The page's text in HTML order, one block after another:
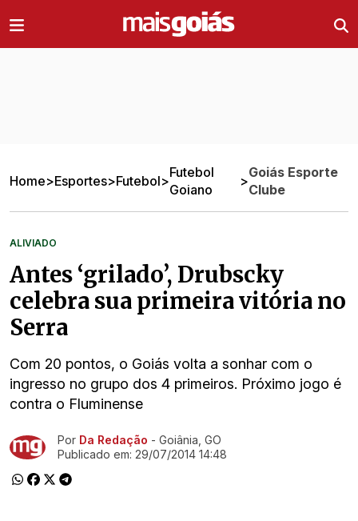
Home>Esportes>Futebol>
Futebol
Goiano
>
Goiás Esporte
Clube
ALIVIADO
Antes ‘grilado’, Drubscky
celebra sua primeira vitória no
Serra
Com 20 pontos, o Goiás volta a sonhar com o
ingresso no grupo dos 4 primeiros. Próximo jogo é
contra o Fluminense
Ir direto pra matéria
Por Da Redação - Goiânia, GO
Publicado em: 29/07/2014 14:48